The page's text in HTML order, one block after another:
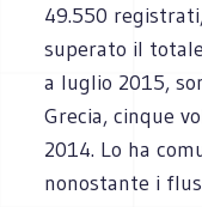
49.550
superato il
a luglio 2015,
Grecia, cinque
2014. Lo ha
nonostante i